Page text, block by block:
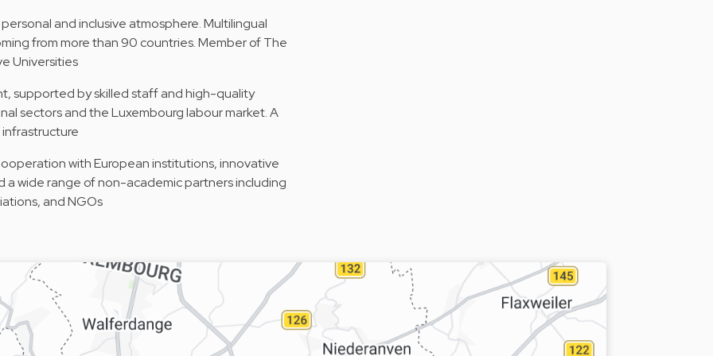
and inclusive atmosphere. Multilingual
from more than 90 countries. Member of The
Universities
supported by skilled staff and high-quality
sectors and the Luxembourg labour market. A
with European institutions, innovative
a wide range of non-academic partners including
and NGOs